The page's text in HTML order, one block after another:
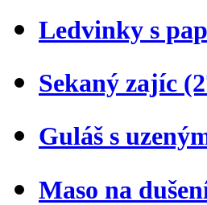
Ledvinky s
Sekaný zajíc
Guláš s
Maso na